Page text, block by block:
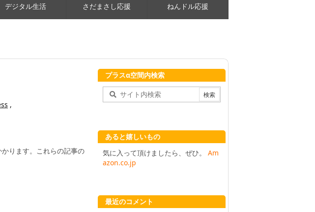
デジタル生活 さだまさし応援 ねんドル応援
,
ります。これらの記事の
プラスα空間内検索
あると嬉しいもの
気に入って頂けましたら、ぜひ。 Am
azon.co.jp
最近のコメント